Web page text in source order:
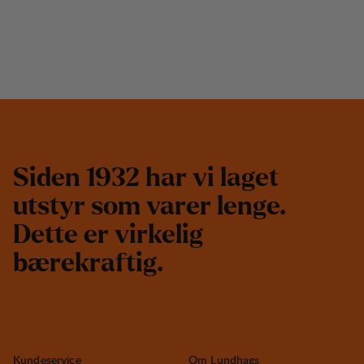
Siden 1932 har vi laget
utstyr som varer lenge.
Dette er virkelig
bærekraftig.
Kundeservice Om Lundhags